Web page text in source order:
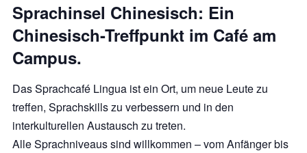
Sprachinsel Chinesisch: Ein
Chinesisch-Treffpunkt im Café am
Campus.
Das Sprachcafé Lingua ist ein Ort, um neue Leute zu
treffen, Sprachskills zu verbessern und in den
interkulturellen Austausch zu treten.
Alle Sprachniveaus sind willkommen – vom Anfänger bis